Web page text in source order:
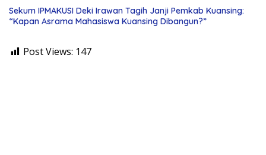
Sekum IPMAKUSI Deki Irawan Tagih Janji Pemkab Kuansing:
“Kapan Asrama Mahasiswa Kuansing Dibangun?”
Post Views: 147